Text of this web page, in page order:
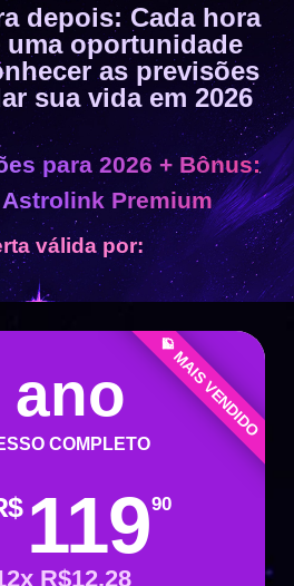
depois: Cada hora
uma oportunidade
as previsões
sua vida em 2026
para 2026 + Bônus:
Premium
válida por:
ano
COMPLETO
11990
R$12,28
💎 MAIS VENDIDO